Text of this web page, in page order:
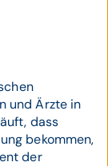
und Ärzte in
dass
bekommen,
der